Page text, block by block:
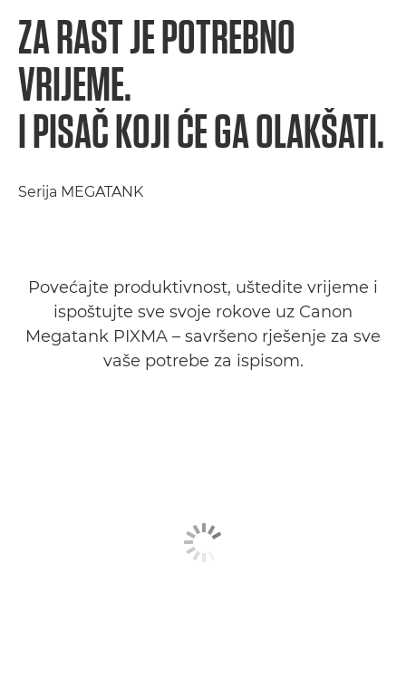
ZA RAST JE POTREBNO
VRIJEME.
I PISAČ KOJI ĆE GA OLAKŠATI.
Serija MEGATANK
Povećajte produktivnost, uštedite vrijeme i
ispoštujte sve svoje rokove uz Canon
Megatank PIXMA – savršeno rješenje za sve
vaše potrebe za ispisom.